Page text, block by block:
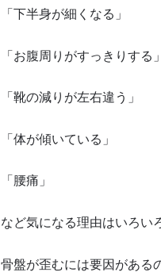
「下半身が細くなる」
「お腹周りがすっきりする」
「靴の減りが左右違う」
「体が傾いている」
「腰痛」
など気になる理由はいろい
骨盤が歪むには要因がある